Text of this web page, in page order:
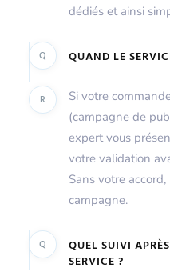
dédiés et ainsi
Q QUAND LE
R
Si votre
(campagne de
expert vous
votre validation
Sans votre
campagne.
Q
QUEL SUIVI
SERVICE ?